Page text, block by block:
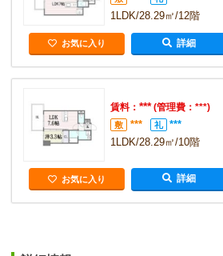
1LDK/28.29㎡/12階
お気に入り 詳細
賃料： ***(管理費：***)
敷 *** 礼
***
1LDK/28.29㎡/10階
お気に入り 詳細